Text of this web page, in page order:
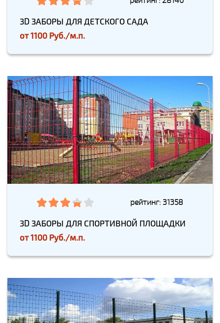
3D ЗАБОРЫ ДЛЯ ДЕТСКОГО САДА
от1100 Руб./м.п.
рейтинг: 31358
3D ЗАБОРЫ ДЛЯ СПОРТИВНОЙ ПЛОЩАДКИ
от1100 Руб./м.п.